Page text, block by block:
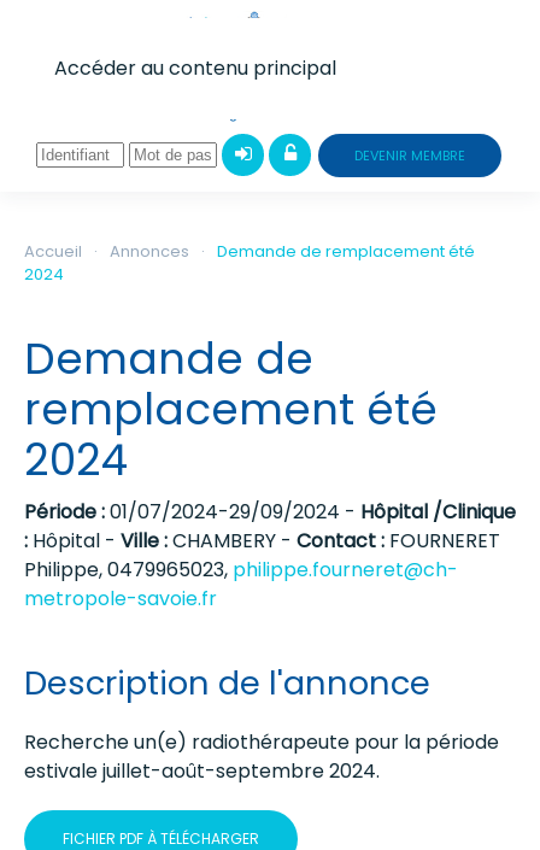
Accéder au contenu principal
DEVENIR MEMBRE
Accueil Annonces
Demande de remplacement été
2024
Demande de
remplacement été
2024
Période :01/07/2024-29/09/2024 - Hôpital /Clinique
: Hôpital - Ville :CHAMBERY - Contact : FOURNERET
Philippe, 0479965023, philippe.fourneret@ch-
metropole-savoie.fr
Description de l'annonce
Recherche un(e) radiothérapeute pour la période
estivale juillet-août-septembre 2024.
FICHIER PDF À TÉLÉCHARGER